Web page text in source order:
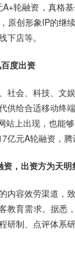
轮融资，真格
原创形象IP的继
下店等。
度出资
社会、科技、文
供给合适移动终
上出现，也能
元A轮融资，腾
，出资方为天明
内容效劳渠道，
教育需求。据悉
制、点评体系